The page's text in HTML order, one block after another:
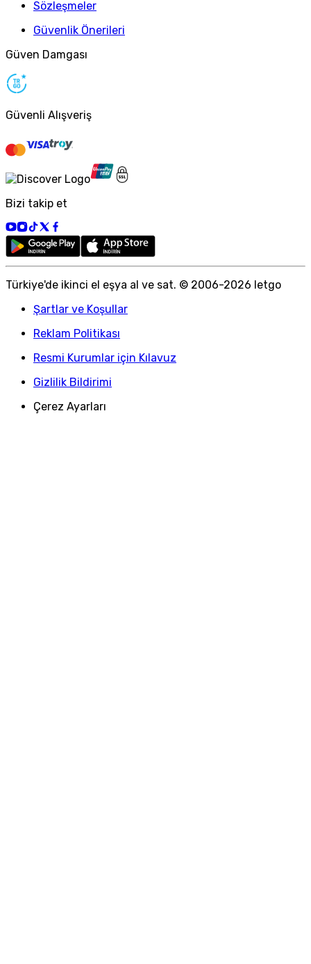
Sözleşmeler
Güvenlik Önerileri
Güven Damgası
Güvenli Alışveriş
Bizi takip et
Türkiye'de ikinci el eşya al ve sat. © 2006-2026 letgo
Şartlar ve Koşullar
Reklam Politikası
Resmi Kurumlar için Kılavuz
Gizlilik Bildirimi
Çerez Ayarları